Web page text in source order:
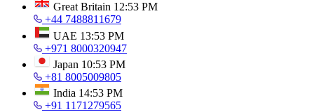
Great Britain 12:53 PM
+44 7488811679
UAE 13:53 PM
+971 8000320947
Japan 10:53 PM
+81 8005009805
India 14:53 PM
+91 1171279565